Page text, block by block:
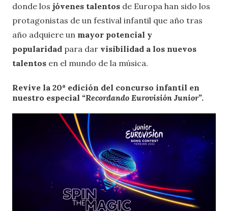
donde los jóvenes talentos de Europa han sido los
protagonistas de un festival infantil que año tras
año adquiere un mayor potencial y
popularidad para dar visibilidad a los nuevos
talentos en el mundo de la música.
Revive la 20º edición del concurso infantil en
nuestro especial “Recordando Eurovisión Junior”.